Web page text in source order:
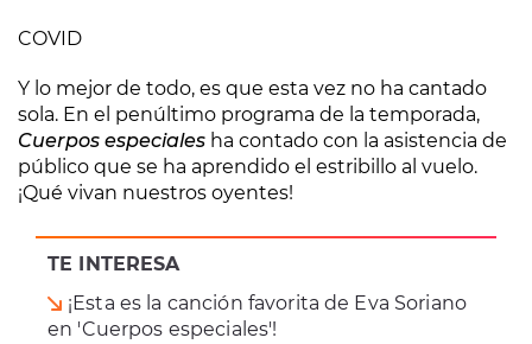
TE INTERESA
¡Esta es la canción favorita de Eva Soriano
en 'Cuerpos especiales'!
COVID
Y lo mejor de todo, es que esta vez no ha cantado
sola. En el penúltimo programa de la temporada,
Cuerpos especiales ha contado con la asistencia de
público que se ha aprendido el estribillo al vuelo.
¡Qué vivan nuestros oyentes!